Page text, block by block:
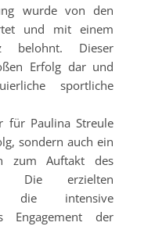
wurde von den
und mit einem
belohnt. Dieser
Erfolg dar und
sportliche
für Paulina Streule
sondern auch ein
zum Auftakt des
Die erzielten
die intensive
Engagement der